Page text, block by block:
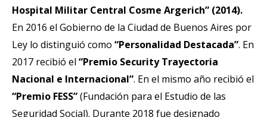
Hospital Militar Central Cosme Argerich” (2014).
En 2016 el Gobierno de la Ciudad de Buenos Aires por
Ley lo distinguió como “Personalidad Destacada”. En
2017 recibió el “Premio Security Trayectoria
Nacional e Internacional”. En el mismo año recibió el
“Premio FESS”(Fundación para el Estudio de las
Seguridad Social). Durante 2018 fue designado